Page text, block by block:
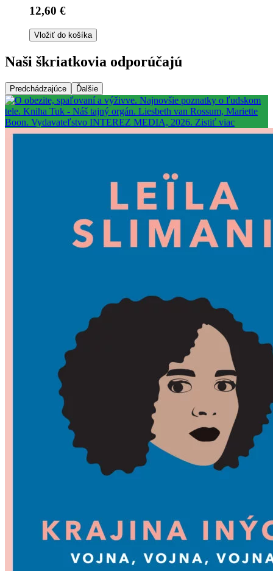
12,60 €
Vložiť do košíka
Naši škriatkovia odporúčajú
Predchádzajúce Ďalšie